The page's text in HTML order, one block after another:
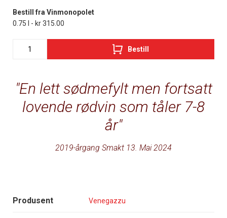
En lett sødmefylt men fortsatt
lovende rødvin som tåler 7-8
år
2019-årgang Smakt 13. Mai 2024
Produsent Venegazzu
Bestill fra Vinmonopolet
0.75 l - kr 315.00
Bestill